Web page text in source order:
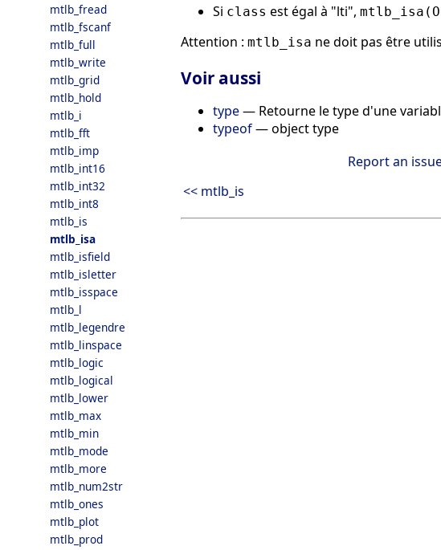
mtlb_fread
mtlb_fscanf
mtlb_full
mtlb_write
mtlb_grid
mtlb_hold
mtlb_i
mtlb_fft
mtlb_imp
mtlb_int16
mtlb_int32
mtlb_int8
mtlb_is
mtlb_isa
mtlb_isfield
mtlb_isletter
mtlb_isspace
mtlb_l
mtlb_legendre
mtlb_linspace
mtlb_logic
mtlb_logical
mtlb_lower
mtlb_max
mtlb_min
mtlb_mode
mtlb_more
mtlb_num2str
mtlb_ones
mtlb_plot
mtlb_prod
Si class est égal à "lti",
Attention : mtlb_isa ne doit pas être
Voir aussi
type— Retourne le type d'une
typeof— object type
Report an
<< mtlb_is